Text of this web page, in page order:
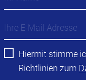
Hiermit stimme
Richtlinien zum